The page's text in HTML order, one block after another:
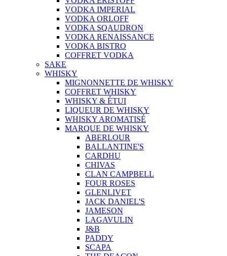
VODKA IMPERIAL
VODKA ORLOFF
VODKA SQAUDRON
VODKA RENAISSANCE
VODKA BISTRO
COFFRET VODKA
SAKE
WHISKY
MIGNONNETTE DE WHISKY
COFFRET WHISKY
WHISKY & ÉTUI
LIQUEUR DE WHISKY
WHISKY AROMATISÉ
MARQUE DE WHISKY
ABERLOUR
BALLANTINE'S
CARDHU
CHIVAS
CLAN CAMPBELL
FOUR ROSES
GLENLIVET
JACK DANIEL'S
JAMESON
LAGAVULIN
J&B
PADDY
SCAPA